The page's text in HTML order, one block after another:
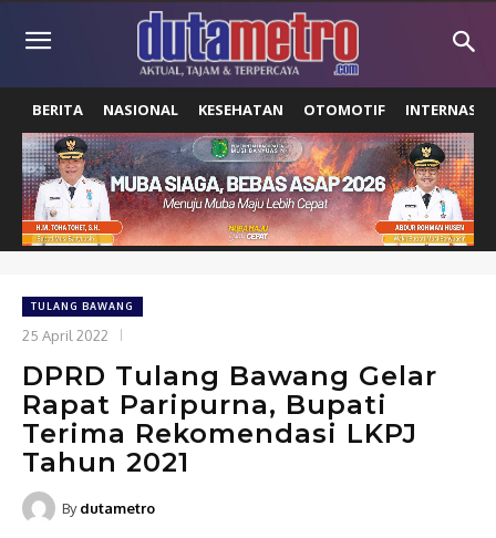
BERITA NASIONAL KESEHATAN OTOMOTIF
TULANG BAWANG
25 April 2022
DPRD Tulang Bawang Gelar
Rapat Paripurna, Bupati
Terima Rekomendasi LKPJ
Tahun 2021
By dutametro